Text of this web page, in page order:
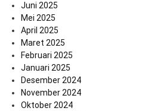
Juni 2025
Mei 2025
April 2025
Maret 2025
Februari 2025
Januari 2025
Desember 2024
November 2024
Oktober 2024